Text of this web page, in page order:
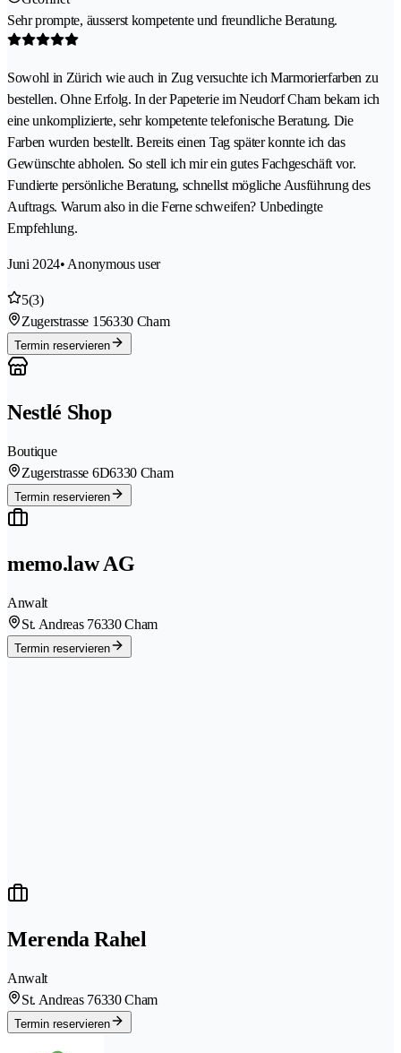
Sehr prompte, äusserst kompetente und freundliche Beratung.
Sowohl in Zürich wie auch in Zug versuchte ich Marmorierfarben zu
bestellen. Ohne Erfolg. In der Papeterie im Neudorf Cham bekam ich
eine unkomplizierte, sehr kompetente telefonische Beratung. Die
Farben wurden bestellt. Bereits einen Tag später konnte ich das
Gewünschte abholen. So stell ich mir ein gutes Fachgeschäft vor.
Fundierte persönliche Beratung, schnellst mögliche Ausführung des
Auftrags. Warum also in die Ferne schweifen? Unbedingte
Empfehlung.
Juni 2024• Anonymous user
5(3)
Zugerstrasse 156330 Cham
Termin reservieren
Nestlé Shop
Boutique
Zugerstrasse 6D6330 Cham
Termin reservieren
memo.law AG
Anwalt
St. Andreas 76330 Cham
Termin reservieren
Merenda Rahel
Anwalt
St. Andreas 76330 Cham
Termin reservieren